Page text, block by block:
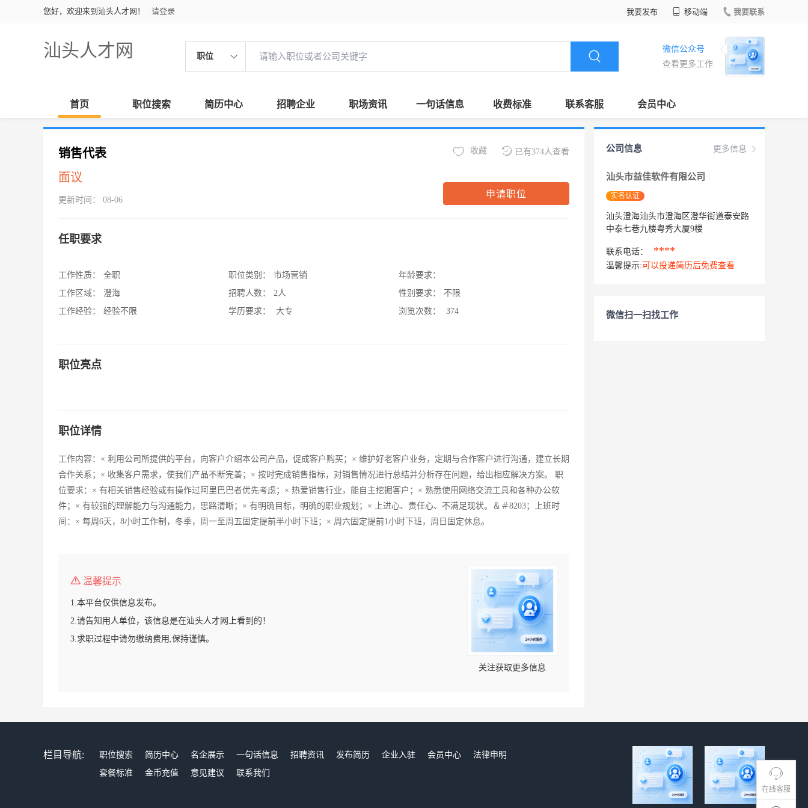
您好，欢迎来到汕头人才网！ 请登录 我要发布 移动端 我要联系
汕头人才网 职位
微信公众号
查看更多工作
首页 职位搜索 简历中心 招聘企业 职场资讯 一句话信息 收费标准 联系客服 会员中心
在线客服
销售代表
面议
更新时间： 08-06
已有374人查看
收藏
申请职位
任职要求
工作性质：
全职
工作区域：
澄海
工作经验：
经验不限
职位类别：
市场营销
招聘人数：
2人
学历要求：
大专
年龄要求：
性别要求：
不限
浏览次数：
374
职位亮点
职位详情
工作内容：× 利用公司所提供的平台，向客户介绍本公司产品，促成客户购买；× 维护好老客户业务，定期与合作客户进行沟通，建立长期
合作关系；× 收集客户需求，使我们产品不断完善；× 按时完成销售指标，对销售情况进行总结并分析存在问题，给出相应解决方案。 职
位要求：× 有相关销售经验或有操作过阿里巴巴者优先考虑；× 热爱销售行业，能自主挖掘客户；× 熟悉使用网络交流工具和各种办公软
件；× 有较强的理解能力与沟通能力，思路清晰；× 有明确目标，明确的职业规划；× 上进心、责任心、不满足现状。＆＃8203；上班时
间：× 每周6天，8小时工作制，冬季，周一至周五固定提前半小时下班；× 周六固定提前1小时下班，周日固定休息。
温馨提示
1.本平台仅供信息发布。
2.请告知用人单位，该信息是在汕头人才网上看到的！
3.求职过程中请勿缴纳费用,保持谨慎。
关注获取更多信息
更多信息
公司信息
汕头市益佳软件有限公司
实名认证
汕头澄海汕头市澄海区澄华街道泰安路
中泰七巷九楼粤秀大厦9楼
联系电话： ****
温馨提示: 可以投递简历后免费查看
微信扫一扫找工作
栏目导航: 职位搜索 简历中心 名企展示 一句话信息 招聘资讯 发布简历 企业入驻 会员中心
法律申明
套餐标准
金币充值 意见建议 联系我们